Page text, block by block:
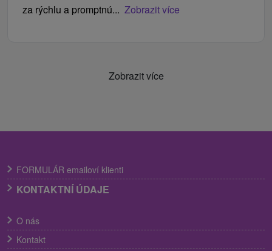
za rýchlu a promptnú... Zobrazit více
Zobrazit více
FORMULÁR emailoví klienti
KONTAKTNÍ ÚDAJE
O nás
Kontakt